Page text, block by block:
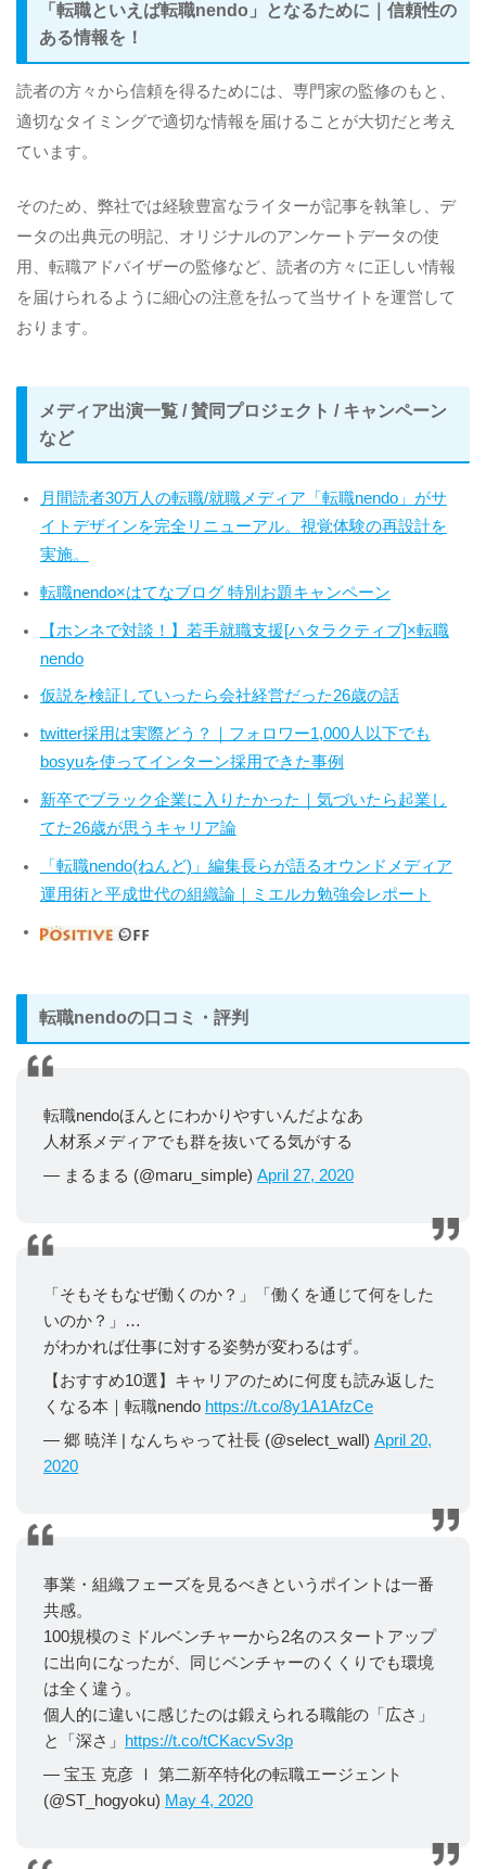
「転職といえば転職nendo」となるために｜信頼性の
ある情報を！
読者の方々から信頼を得るためには、専門家の監修のもと、
適切なタイミングで適切な情報を届けることが大切だと考え
ています。
そのため、弊社では経験豊富なライターが記事を執筆し、デ
ータの出典元の明記、オリジナルのアンケートデータの使
用、転職アドバイザーの監修など、読者の方々に正しい情報
を届けられるように細心の注意を払って当サイトを運営して
おります。
メディア出演一覧 / 賛同プロジェクト / キャンペーン
など
月間読者30万人の転職/就職メディア「転職nendo」がサ
イトデザインを完全リニューアル。視覚体験の再設計を
実施。
転職nendo×はてなブログ 特別お題キャンペーン
【ホンネで対談！】若手就職支援[ハタラクティブ]×転職
nendo
仮説を検証していったら会社経営だった26歳の話
twitter採用は実際どう？｜フォロワー1,000人以下でも
bosyuを使ってインターン採用できた事例
新卒でブラック企業に入りたかった｜気づいたら起業し
てた26歳が思うキャリア論
「転職nendo(ねんど)」編集長らが語るオウンドメディア
運用術と平成世代の組織論｜ミエルカ勉強会レポート
転職nendoの口コミ・評判
転職nendoほんとにわかりやすいんだよなあ
人材系メディアでも群を抜いてる気がする
— まるまる (@maru_simple) April 27, 2020
「そもそもなぜ働くのか？」「働くを通じて何をした
いのか？」…
がわかれば仕事に対する姿勢が変わるはず。
【おすすめ10選】キャリアのために何度も読み返した
くなる本｜転職nendo https://t.co/8y1A1AfzCe
— 郷 暁洋 | なんちゃって社長 (@select_wall) April 20,
2020
事業・組織フェーズを見るべきというポイントは一番
共感。
100規模のミドルベンチャーから2名のスタートアップ
に出向になったが、同じベンチャーのくくりでも環境
は全く違う。
個人的に違いに感じたのは鍛えられる職能の「広さ」
と「深さ」
https://t.co/tCKacvSv3p
— 宝玉 克彦 Ⅰ 第二新卒特化の転職エージェント
(@ST_hogyoku) May 4, 2020